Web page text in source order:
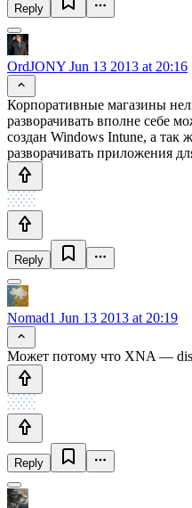
Reply
OrdJONY Jun 13 2013 at 20:16
Корпоративные магазины
разворачивать вполне себе
создан Windows Intune, а так
разворачивать приложения
Reply
Nomad1 Jun 13 2013 at 20:19
Может потому что XNA —
Reply